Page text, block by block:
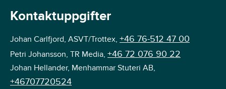
Kontaktuppgifter
Johan Carlfjord, ASVT/Trottex, +46 76-512 47 00
Petri Johansson, TR Media, +46 72 076 90 22
Johan Hellander, Menhammar Stuteri AB,
+46707720524